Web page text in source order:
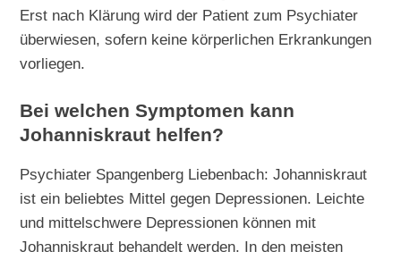
Erst nach Klärung wird der Patient zum Psychiater
überwiesen, sofern keine körperlichen Erkrankungen
vorliegen.
Bei welchen Symptomen kann
Johanniskraut helfen?
Psychiater Spangenberg Liebenbach: Johanniskraut
ist ein beliebtes Mittel gegen Depressionen. Leichte
und mittelschwere Depressionen können mit
Johanniskraut behandelt werden. In den meisten